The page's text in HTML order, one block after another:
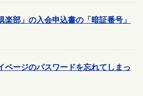
楽部」の入会申込書の「暗証番号」
ページのパスワードを忘れてしまっ